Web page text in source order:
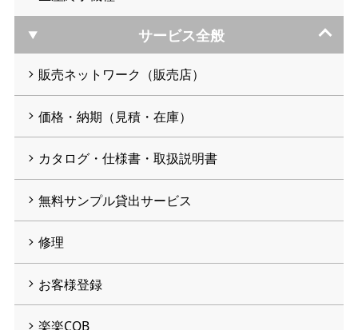
サービス全般
販売ネットワーク（販売店）
価格・納期（見積・在庫）
カタログ・仕様書・取扱説明書
無料サンプル貸出サービス
修理
お客様登録
楽楽COB